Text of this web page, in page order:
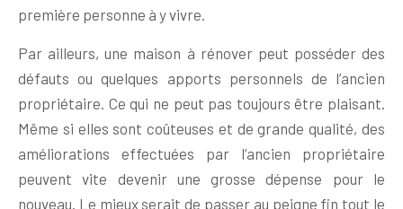
première personne à y vivre.
Par ailleurs, une maison à rénover peut posséder des
défauts ou quelques apports personnels de l’ancien
propriétaire. Ce qui ne peut pas toujours être plaisant.
Même si elles sont coûteuses et de grande qualité, des
améliorations effectuées par l’ancien propriétaire
peuvent vite devenir une grosse dépense pour le
nouveau. Le mieux serait de passer au peigne fin tout le